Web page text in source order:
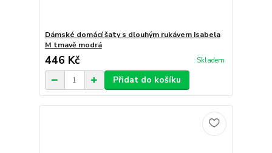
Dámské domácí šaty s dlouhým rukávem Isabela
M tmavě modrá
446 Kč Skladem
Přidat do košíku